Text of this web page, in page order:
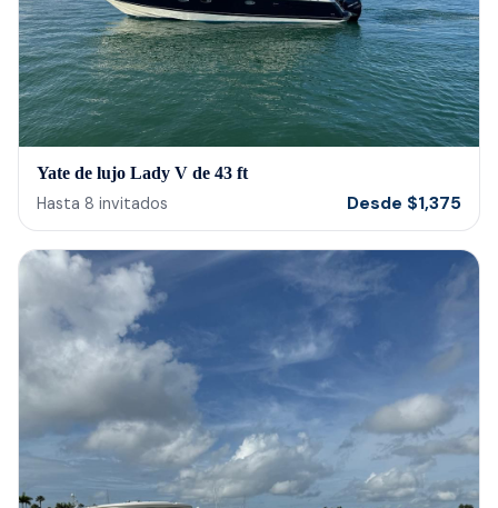
Yate de lujo Lady V de 43 ft
Hasta 8 invitados Desde $1,375